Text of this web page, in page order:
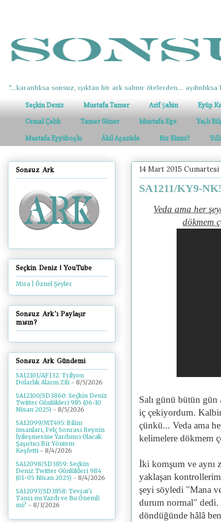
"...karanlıksa sonsuz, ışıktan bir ark salınır ötelerden... aydınlıksa
Seçkin Deniz Mustafa Tamer Arif Şahin Eyüp
Cemal Çalık Tamer Güner Mustafa Ege Yaşlı
Mustafa Eyyüboğlu Âkil Ağazâde Biz Kimiz?
14 Mart 2015 Cumartesi
SA1211/KY9-
Veda ama her
dökmem
Salı günü bütün gün
iç çekiyordum.
çünkü... Veda ama
kelimelere dökmem
İki komşum ve aynı
yaklaşan
şeyi söyledi "Mana
durum normal" dedi.
döndüğünde hâlâ
Sonsuz Ark
Seçkin Deniz | YouTube
Mıra | Öznel Şeyler
Sonsuz Ark'ı Paylaşır
mısın?
Sonsuz Ark Gündemi
SA12101/AF132: Trilyon
Dolarlık Alarm Zili - 8/5/2026
SA12100/SD3860: Seçkin Deniz
Twitter Günlükleri 985 (06-10
Nisan 2025) - 8/5/2026
SA12099/MT495: Bilim
insanları, Felç Sonrası Beynin
İyileşmesine Yardımcı Olacak
Şaşırtıcı Bir Yöntem
Keşfetti - 8/4/2026
SA12098/SD3859: Seçkin
Deniz Twitter Günlükleri 984
(01-05 Nisan 2025) - 8/4/2026
SA12097/SD3858: Tevrat'ı
Tanrı mı Yazdı ve Bu Önemli
mi? - 8/3/2026